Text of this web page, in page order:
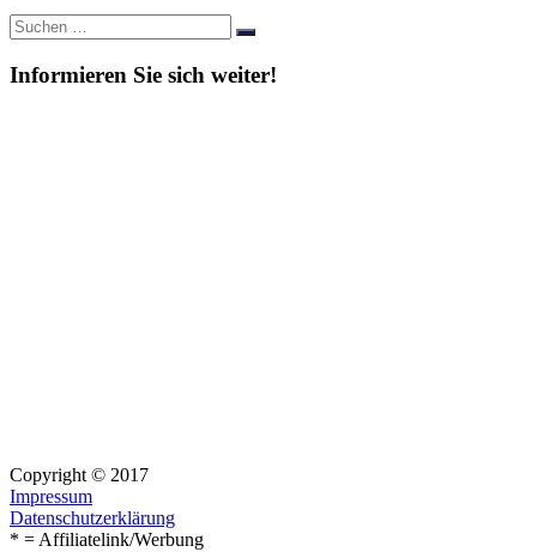
Suche
nach:
Suchen
Informieren Sie sich weiter!
Copyright © 2017
Impressum
Datenschutzerklärung
* = Affiliatelink/Werbung